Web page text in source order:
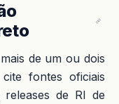
de um ou dois
fontes oficiais
releases de RI de